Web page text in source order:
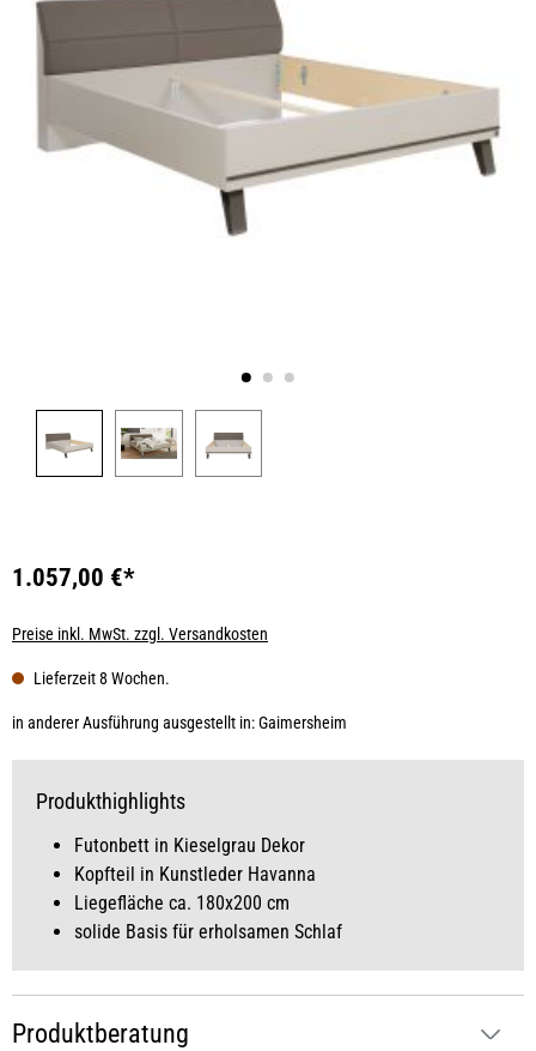
Produkthighlights
Futonbett in Kieselgrau Dekor
Kopfteil in Kunstleder Havanna
Liegefläche ca. 180x200 cm
solide Basis für erholsamen Schlaf
1.057,00 €*
Preise inkl. MwSt. zzgl. Versandkosten
Lieferzeit 8 Wochen.
in anderer Ausführung ausgestellt in: Gaimersheim
Produktberatung